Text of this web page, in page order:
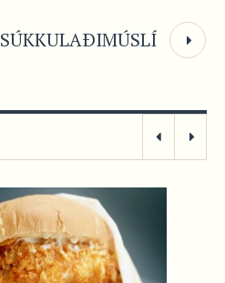
SÚKKULAÐIMÚSLÍ